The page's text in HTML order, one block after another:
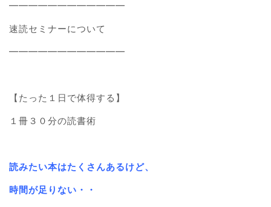
━━━━━━━━━━━━
速読セミナーについて
━━━━━━━━━━━━
【たった１日で体得する】
１冊３０分の読書術
読みたい本はたくさんあるけど、
時間が足りない・・